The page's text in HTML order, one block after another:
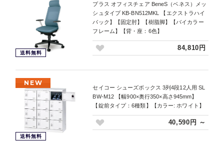
送料無料
プラス オフィスチェア BeneS（ベネス）メッ
シュタイプ KB-BN512MKL 【エクストラハイ
バック】【固定肘】【樹脂脚】【バイカラー
フレーム】【背・座：6色】
84,810円
NEW
送料無料
セイコー シューズボックス 3列4段12人用 SL
BW-M12 【幅900×奥行350×高さ945mm】
【錠前タイプ：6種類】【カラー: ホワイト】
40,590円 ～